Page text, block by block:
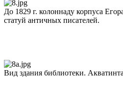
До 1829 г. колоннаду корпуса
статуй античных писателей.
Вид здания библиотеки.